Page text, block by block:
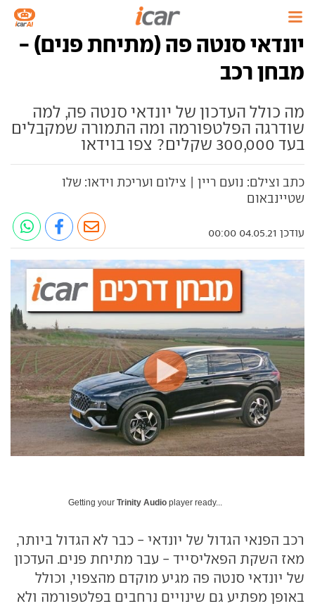
יונדאי סנטה פה (מתיחת פנים) -
מבחן רכב
מה כולל העדכון של יונדאי סנטה פה, למה
שודרגה הפלטפורמה ומה התמורה שמקבלים
בעד 300,000 שקלים? צפו בוידאו
כתב וצילם: נועם ריין | צילום ועריכת וידאו: שלו
שטיינבאום
עודכן 04.05.21 00:00
Getting your Trinity Audio player ready...
רכב הפנאי הגדול של יונדאי - כבר לא הגדול ביותר,
מאז השקת הפאליסייד - עבר מתיחת פנים. העדכון
של יונדאי סנטה פה מגיע מוקדם מהצפוי, וכולל
באופן מפתיע גם שינויים נרחבים בפלטפורמה ולא